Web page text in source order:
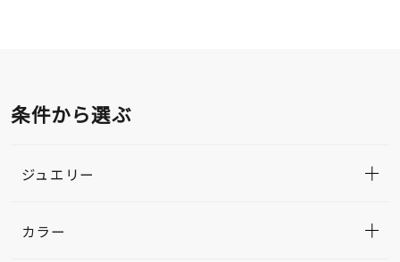
条件から選ぶ
ジュエリー
カラー